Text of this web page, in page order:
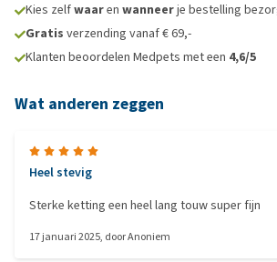
Kies zelfwaaren wanneerje bestelling
Gratis verzending vanaf € 69,-
Klanten beoordelen Medpets met een 4,6/5
Wat anderen zeggen
Heel stevig
Sterke ketting een heel lang touw super fijn
17 januari 2025, doorAnoniem